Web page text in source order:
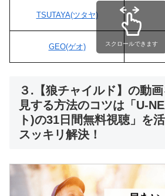
TSUTAYA(ツタヤ)
GEO(ゲオ) スクロールできます
３.【狼チャイルド】の動
見する方法のコツは「U-
ト)の31日間無料視聴」を
スッキリ解決！